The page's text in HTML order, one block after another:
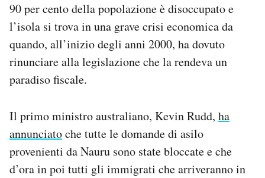
90 per cento della popolazione è disoccupato e
l’isola si trova in una grave crisi economica da
quando, all’inizio degli anni 2000, ha dovuto
rinunciare alla legislazione che la rendeva un
paradiso fiscale.
Il primo ministro australiano, Kevin Rudd, ha
annunciatoche tutte le domande di asilo
provenienti da Nauru sono state bloccate e che
d’ora in poi tutti gli immigrati che arriveranno in